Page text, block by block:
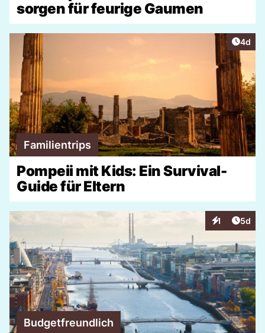
sorgen für feurige Gaumen
4d
Familientrips
Pompeii mit Kids: Ein Survival-
Guide für Eltern
1
Interaktionen
5d
Budgetfreundlich